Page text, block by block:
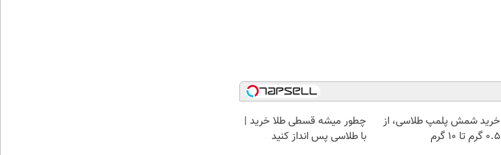
خرید شمش پلمپ طلاسی، از
۰.۵ گرم تا ۱۰ گرم
چطور میشه قسطی طلا خرید |
با طلاسی پس انداز کنید